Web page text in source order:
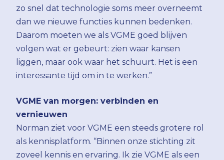
zo snel dat technologie soms meer overneemt
dan we nieuwe functies kunnen bedenken.
Daarom moeten we als VGME goed blijven
volgen wat er gebeurt: zien waar kansen
liggen, maar ook waar het schuurt. Het is een
interessante tijd om in te werken.”
VGME van morgen: verbinden en
vernieuwen
Norman ziet voor VGME een steeds grotere rol
als kennisplatform. “Binnen onze stichting zit
zoveel kennis en ervaring. Ik zie VGME als een